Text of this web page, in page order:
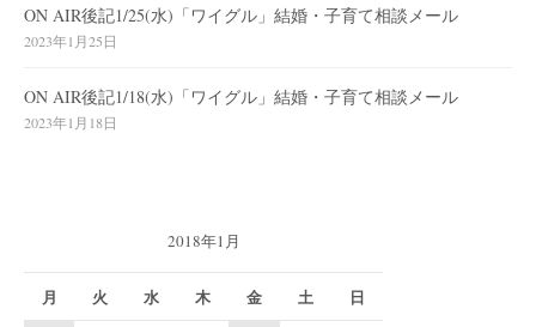
ON AIR後記1/25(水)「ワイグル」結婚・子育て相談メール
2023年1月25日
ON AIR後記1/18(水)「ワイグル」結婚・子育て相談メール
2023年1月18日
2018年1月
月 火 水 木 金 土 日